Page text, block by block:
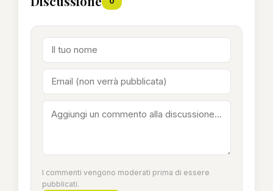
I commenti vengono moderati prima di essere
pubblicati.